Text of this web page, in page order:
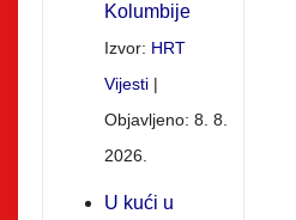
Kolumbije
Izvor: HRT
Vijesti
Objavljeno: 8. 8.
2026.
U kući u